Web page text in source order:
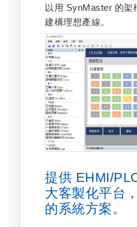
以用 SynMaster 的架
建構理想產線。
提供 EHMI/
大客製化平台
的系統方案。